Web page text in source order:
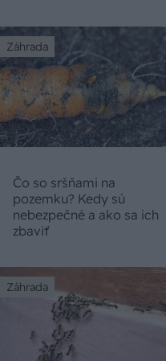
Záhrada
Čo so sršňami na
pozemku? Kedy sú
nebezpečné a ako sa ich
zbaviť
Záhrada